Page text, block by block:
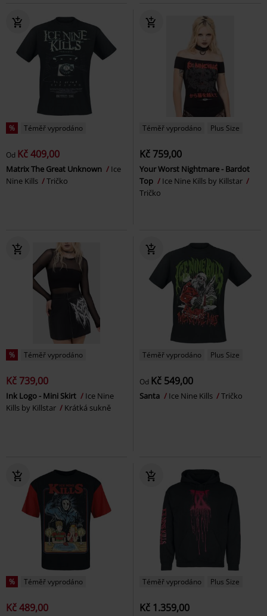
% Téměř vyprodáno
Od Kč 409,00
Matrix The Great Unknown
Ice
Nine Kills
Tričko
Téměř vyprodáno Plus Size
Kč 759,00
Your Worst Nightmare - Bardot
Top
Ice Nine Kills by Killstar
Tričko
% Téměř vyprodáno
Kč 739,00
Ink Logo - Mini Skirt
Ice Nine
Kills by Killstar
Krátká sukně
Téměř vyprodáno Plus Size
Od Kč 549,00
Santa Ice Nine Kills Tričko
% Téměř vyprodáno
Kč 489,00
Téměř vyprodáno Plus Size
Kč 1.359,00